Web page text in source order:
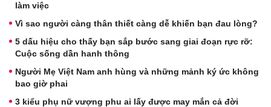
làm việc
Vì sao người càng thân thiết càng dễ khiến bạn đau lòng?
5 dấu hiệu cho thấy bạn sắp bước sang giai đoạn rực rỡ:
Cuộc sống dần hanh thông
Người Mẹ Việt Nam anh hùng và những mảnh ký ức không
bao giờ phai
3 kiểu phụ nữ vượng phu ai lấy được may mắn cả đời